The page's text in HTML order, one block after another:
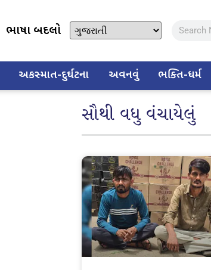
ભાષા બદલો
અકસ્માત-દુર્ઘટના અવનવું ભક્તિ-ધર્મ
સૌથી વધુ વંચાયેલું